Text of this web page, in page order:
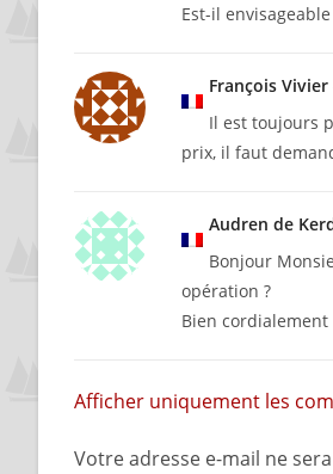
Est-il
François Vivier
Il est toujours
prix, il faut
Audren de
Bonjour
opération ?
Bien
Afficher uniquement les
Votre adresse e-mail ne